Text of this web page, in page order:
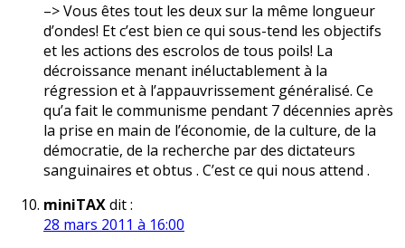
–> Vous êtes tout les deux sur la même longueur
d’ondes! Et c’est bien ce qui sous-tend les objectifs
et les actions des escrolos de tous poils! La
décroissance menant inéluctablement à la
régression et à l’appauvrissement généralisé. Ce
qu’a fait le communisme pendant 7 décennies après
la prise en main de l’économie, de la culture, de la
démocratie, de la recherche par des dictateurs
sanguinaires et obtus . C’est ce qui nous attend .
miniTAXdit :
28 mars 2011 à 16:00